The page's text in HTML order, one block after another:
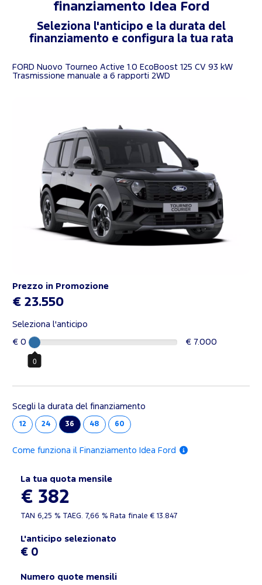
finanziamento
Idea Ford
Seleziona l'anticipo e la durata del
finanziamento e configura la tua rata
FORD Nuovo Tourneo Active 1.0 EcoBoost 125 CV 93 kW
Trasmissione manuale a 6 rapporti 2WD
Prezzo in Promozione
€ 23.550
Seleziona l'anticipo
€ 0
0
€ 7.000
Scegli la durata del finanziamento
12 24 36 48 60
Come funziona il Finanziamento Idea Ford
La tua quota mensile
€ 382
TAN 6,25 % TAEG. 7,66 % Rata finale € 13.847
L'anticipo selezionato
€ 0
Numero quote mensili